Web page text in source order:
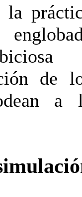
de
a